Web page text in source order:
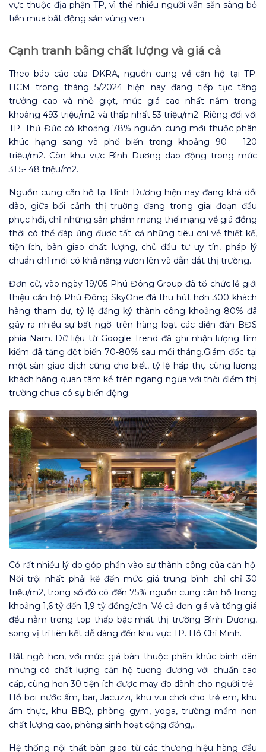
vực thuộc địa phận TP, vì thế nhiều người vẫn sẵn sàng bỏ
tiền mua bất động sản vùng ven.
Cạnh tranh bằng chất lượng và giá cả
Theo báo cáo của DKRA, nguồn cung về căn hộ tại TP.
HCM trong tháng 5/2024 hiện nay đang tiếp tục tăng
trưởng cao và nhỏ giọt, mức giá cao nhất nằm trong
khoảng 493 triệu/m2 và thấp nhất 53 triệu/m2. Riêng đối với
TP. Thủ Đức có khoảng 78% nguồn cung mới thuộc phân
khúc hạng sang và phổ biến trong khoảng 90 – 120
triệu/m2. Còn khu vực Bình Dương dao động trong mức
31.5- 48 triệu/m2.
Nguồn cung căn hộ tại Bình Dương hiện nay đang khá dồi
dào, giữa bối cảnh thị trường đang trong giai đoạn đầu
phục hồi, chỉ những sản phẩm mang thế mạng về giá đồng
thời có thể đáp ứng được tất cả những tiêu chí về thiết kế,
tiện ích, bàn giao chất lượng, chủ đầu tư uy tín, pháp lý
chuẩn chỉ mới có khả năng vươn lên và dẫn dắt thị trường.
Đơn cử, vào ngày 19/05 Phú Đông Group đã tổ chức lễ giới
thiệu căn hộ Phú Đông SkyOne đã thu hút hơn 300 khách
hàng tham dự, tỷ lệ đăng ký thành công khoảng 80% đã
gây ra nhiều sự bất ngờ trên hàng loạt các diễn đàn BĐS
phía Nam. Dữ liệu từ Google Trend đã ghi nhận lượng tìm
kiếm đã tăng đột biến 70-80% sau mỗi tháng.Giám đốc tại
một sàn giao dịch cũng cho biết, tỷ lệ hấp thụ cùng lượng
khách hàng quan tâm kể trên ngang ngửa với thời điểm thị
trường chưa có sự biến động.
Có rất nhiều lý do góp phần vào sự thành công của căn hộ.
Nổi trội nhất phải kể đến mức giá trung bình chỉ chỉ 30
triệu/m2, trong số đó có đến 75% nguồn cung căn hộ trong
khoảng 1,6 tỷ đến 1,9 tỷ đồng/căn. Về cả đơn giá và tổng giá
đều nằm trong top thấp bậc nhất thị trường Bình Dương,
song vị trí liên kết dễ dàng đến khu vực TP. Hồ Chí Minh.
Bất ngờ hơn, với mức giá bán thuộc phân khúc bình dân
nhưng có chất lượng căn hộ tương đương với chuẩn cao
cấp, cùng hơn 30 tiện ích được may đo dành cho người trẻ:
Hồ bơi nước ấm, bar, Jacuzzi, khu vui chơi cho trẻ em, khu
ẩm thực, khu BBQ, phòng gym, yoga, trường mầm non
chất lượng cao, phòng sinh hoạt cộng đồng,…
Hệ thống nội thất bàn giao từ các thương hiệu hàng đầu